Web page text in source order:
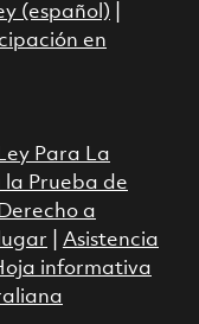
(español)
en
Ley Para La
Prueba de
Derecho a
Asistencia
informativa